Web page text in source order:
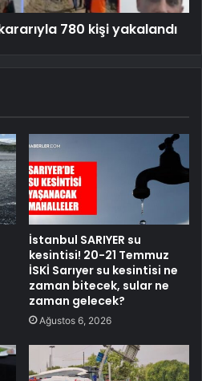
780 kişi yakalandı
İstanbul SARIYER su
kesintisi! 20-21 Temmuz
İSKİ Sarıyer su kesintisi ne
zaman bitecek, sular ne
zaman gelecek?
Ağustos 6, 2026